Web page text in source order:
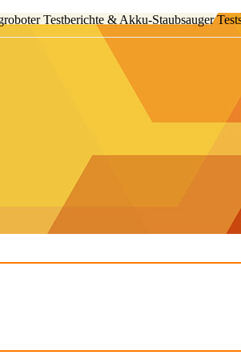
Testberichte & Akku-Staubsauger